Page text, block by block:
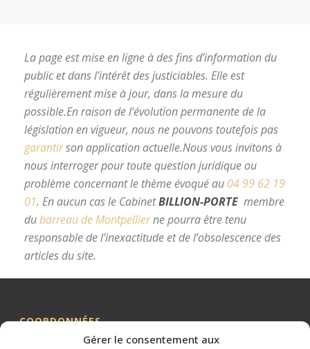
Gérer le consentement aux
La page est mise en ligne à des fins d’information du
public et dans l’intérêt des justiciables. Elle est
régulièrement mise à jour, dans la mesure du
possible.En raison de l’évolution permanente de la
législation en vigueur, nous ne pouvons toutefois pas
garantirson application actuelle.Nous vous invitons à
nous interroger pour toute question juridique ou
problème concernant le thème évoqué au 04 99 62 19
01. En aucun cas le CabinetBILLION-PORTE membre
dubarreau de Montpellierne pourra être tenu
responsable de l’inexactitude et de l’obsolescence des
articles du site.
COORDONNÉES
Me BILLION-PORTE